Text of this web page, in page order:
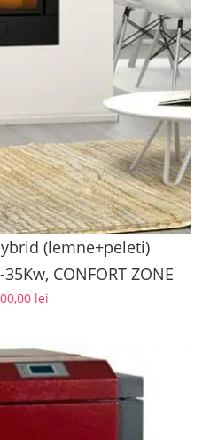
(lemne+peleti)
CONFORT ZONE
lei